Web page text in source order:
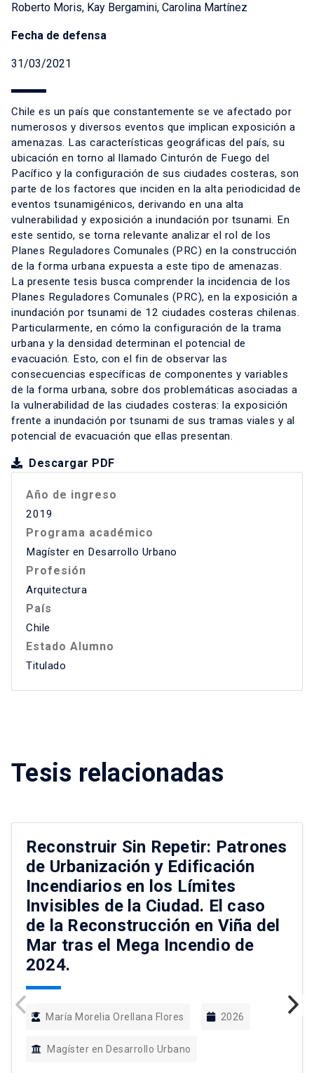
Roberto Moris, Kay Bergamini, Carolina Martínez
Fecha de defensa
31/03/2021
Chile es un país que constantemente se ve afectado por
numerosos y diversos eventos que implican exposición a
amenazas. Las características geográficas del país, su
ubicación en torno al llamado Cinturón de Fuego del
Pacífico y la configuración de sus ciudades costeras, son
parte de los factores que inciden en la alta periodicidad de
eventos tsunamigénicos, derivando en una alta
vulnerabilidad y exposición a inundación por tsunami. En
este sentido, se torna relevante analizar el rol de los
Planes Reguladores Comunales (PRC) en la construcción
de la forma urbana expuesta a este tipo de amenazas.
La presente tesis busca comprender la incidencia de los
Planes Reguladores Comunales (PRC), en la exposición a
inundación por tsunami de 12 ciudades costeras chilenas.
Particularmente, en cómo la configuración de la trama
urbana y la densidad determinan el potencial de
evacuación. Esto, con el fin de observar las
consecuencias específicas de componentes y variables
de la forma urbana, sobre dos problemáticas asociadas a
la vulnerabilidad de las ciudades costeras: la exposición
frente a inundación por tsunami de sus tramas viales y al
potencial de evacuación que ellas presentan.
Descargar PDF
Año de ingreso
2019
Programa académico
Magíster en Desarrollo Urbano
Profesión
Arquitectura
País
Chile
Estado Alumno
Titulado
Tesis relacionadas
Reconstruir Sin Repetir: Patrones
de Urbanización y Edificación
Incendiarios en los Límites
Invisibles de la Ciudad. El caso
de la Reconstrucción en Viña del
Mar tras el Mega Incendio de
2024.
María Morelia Orellana Flores 2026
Magíster en Desarrollo Urbano